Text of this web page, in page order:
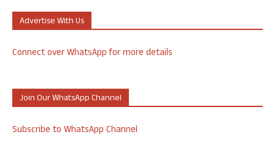
Advertise With Us
Connect over WhatsApp for more details
Join Our WhatsApp Channel
Subscribe to WhatsApp Channel